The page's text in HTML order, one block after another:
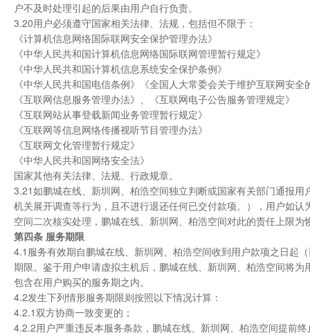
户不及时处理引起的后果由用户自行负责。
3.20用户必须遵守国家相关法律、法规，包括但不限于：
《计算机信息网络国际联网安全保护管理办法》
《中华人民共和国计算机信息网络国际联网管理暂行规定》
《中华人民共和国计算机信息系统安全保护条例》
《中华人民共和国电信条例》《全国人大常委会关于维护互联网安全
《互联网信息服务管理办法》、《互联网电子公告服务管理规定》
《互联网站从事登载新闻业务管理暂行规定》
《互联网等信息网络传播视听节目管理办法》
《互联网文化管理暂行规定》
《中华人民共和国网络安全法》
国家其他有关法律、法规、行政规章。
3.21如鹏城在线、新圳网、柏浩空间独立判断或国家有关部门通报
机关展开调查等行为，且不进行退还任何已交付款项。），用户如
空间二次核实处理，鹏城在线、新圳网、柏浩空间对此的责任上限
第四条 服务期限
4.1服务有效期自鹏城在线、新圳网、柏浩空间收到用户款项之日起
期限。鉴于用户申请虚拟主机后，鹏城在线、新圳网、柏浩空间将
包含在用户购买的服务期之内。
4.2发生下列情形服务期限则按照以下情况计算：
4.2.1双方协商一致变更的；
4.2.2用户严重违反本服务条款，鹏城在线、新圳网、柏浩空间提前